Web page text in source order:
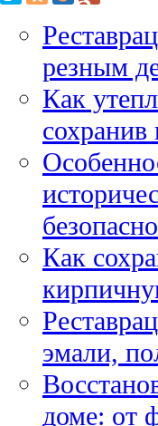
резным
Как
Как
эмали,
доме: от